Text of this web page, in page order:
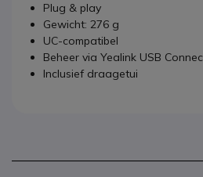
Plug & play
Gewicht: 276 g
UC-compatibel
Beheer via Yealink USB
Inclusief draagetui